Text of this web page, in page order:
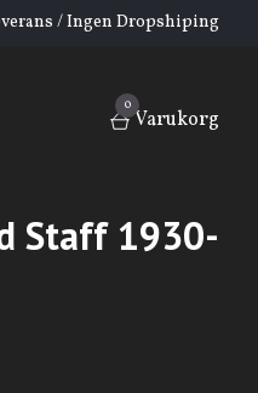
/ Ingen Dropshiping
0
Varukorg
Staff 1930-